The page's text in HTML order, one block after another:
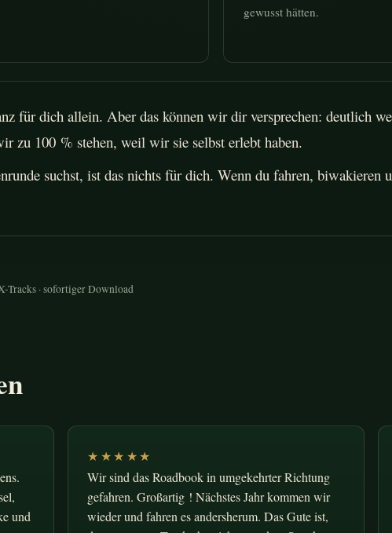
gewusst hätten.
für dich allein. Aber das können wir dir versprechen: deutlich
zu 100 % stehen, weil wir sie selbst erlebt haben.
suchst, ist das nichts für dich. Wenn du fahren, biwakieren
Tracks · sofortiger Download
und
★★★★★
Wir sind das Roadbook in umgekehrter Richtung
gefahren. Großartig ! Nächstes Jahr kommen wir
wieder und fahren es andersherum. Das Gute ist,